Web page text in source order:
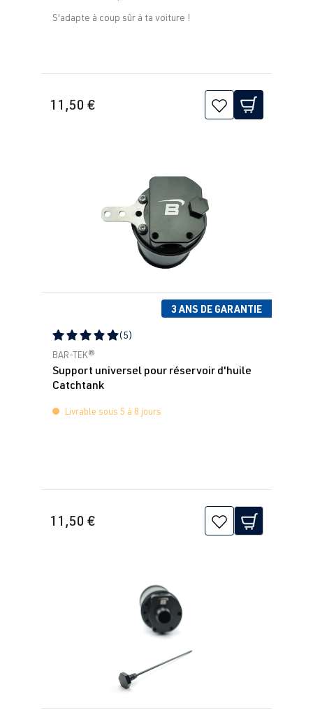
S'adapte à coup sûr à ta voiture !
11,50 €
3 ANS DE GARANTIE
Note moyenne de 5 sur 5 étoiles
(5)
BAR-TEK®
Support universel pour réservoir d'huile
Catchtank
Livrable sous 5 à 8 jours
11,50 €